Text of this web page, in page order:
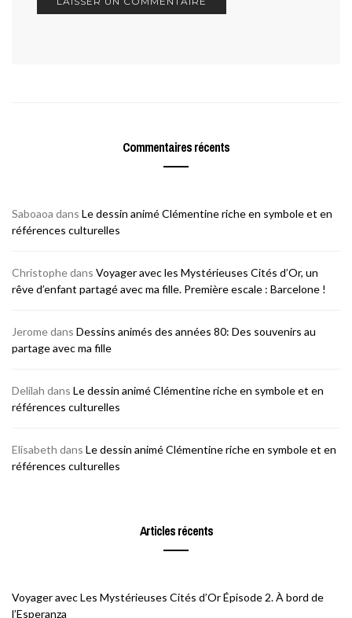
Commentaires récents
Saboaoa dans Le dessin animé Clémentine riche en symbole et en
références culturelles
Christophedans Voyager avec les Mystérieuses Cités d’Or, un
rêve d’enfant partagé avec ma fille. Première escale : Barcelone !
Jeromedans Dessins animés des années 80: Des souvenirs au
partage avec ma fille
Delilah dans Le dessin animé Clémentine riche en symbole et en
références culturelles
Elisabeth dans Le dessin animé Clémentine riche en symbole et en
références culturelles
Articles récents
Voyager avec Les Mystérieuses Cités d’Or Épisode 2. À bord de
l’Esperanza